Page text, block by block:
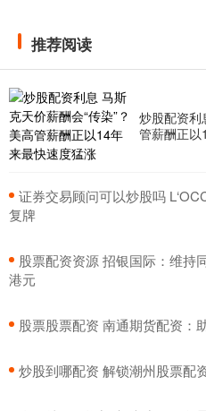
推荐阅读
炒股配资利
管薪酬正以
证券交易顾问可以炒股吗
复牌
股票配资资源 招银国际：维持
港元
股票股票配资 南通期货配资：
炒股到哪配资 解锁潮州股票配